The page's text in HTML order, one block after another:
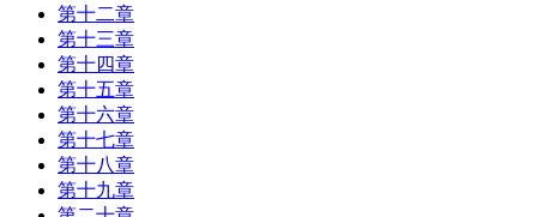
第十二章
第十三章
第十四章
第十五章
第十六章
第十七章
第十八章
第十九章